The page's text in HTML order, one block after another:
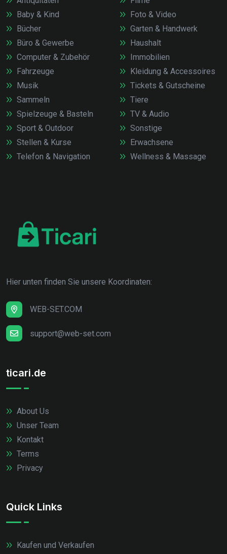
Baby & Kind
Bücher
Büro & Gewerbe
Computer & Zubehör
Fahrzeuge
Foto & Video
Garten & Handwerk
Haushalt
Immobilien
Kleidung & Accessoires
Musik
Sammeln
Spielzeuge & Basteln
Sport & Outdoor
Stellen & Kurse
Telefon & Navigation
Tickets & Gutscheine
Tiere
TV & Audio
Sonstige
Erwachsene
Wellness & Massage
Hier unten finden Sie unsere Koordinaten:
WEB-SET.COM
support@web-set.com
ticari.de
About Us
Unser Team
Kontakt
Terms
Privacy
Quick Links
Kaufen und Verkaufen